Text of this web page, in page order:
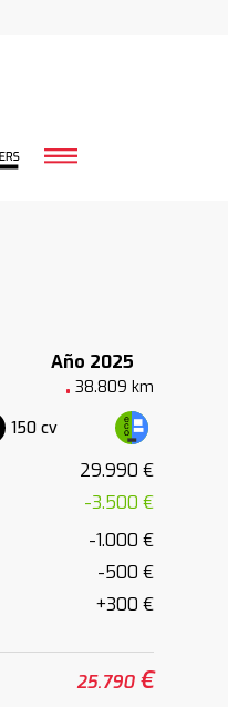
Año 2025
38.809 km
150 cv
29.990 €
-3.500 €
-1.000 €
-500 €
+300 €
25.790€